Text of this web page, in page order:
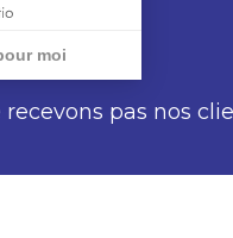
recevons pas nos